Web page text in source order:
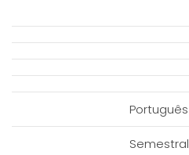
Português
Semestral